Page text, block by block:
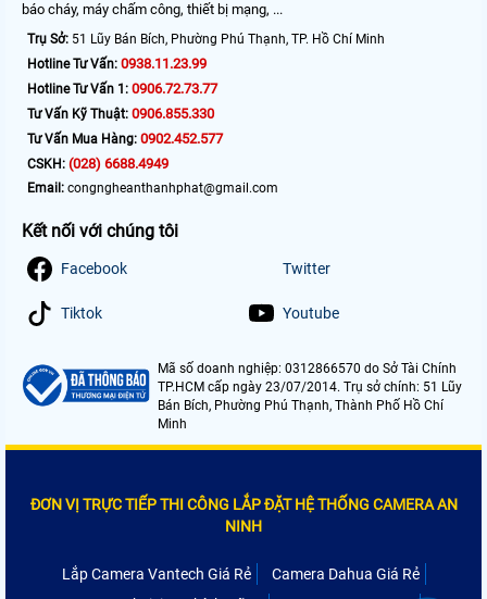
báo cháy, máy chấm công, thiết bị mạng, ...
Trụ Sở: 51 Lũy Bán Bích, Phường Phú Thạnh, TP. Hồ Chí Minh
Hotline Tư Vấn: 0938.11.23.99
Hotline Tư Vấn 1: 0906.72.73.77
Tư Vấn Kỹ Thuật: 0906.855.330
Tư Vấn Mua Hàng: 0902.452.577
CSKH: (028) 6688.4949
Email: congngheanthanhphat@gmail.com
Kết nối với chúng tôi
Facebook Twitter
Tiktok Youtube
Mã số doanh nghiệp: 0312866570 do Sở Tài Chính
TP.HCM cấp ngày 23/07/2014. Trụ sở chính: 51 Lũy
Bán Bích, Phường Phú Thạnh, Thành Phố Hồ Chí
Minh
ĐƠN VỊ TRỰC TIẾP THI CÔNG LẮP ĐẶT HỆ THỐNG CAMERA AN
NINH
Lắp Camera Vantech Giá Rẻ
Camera Dahua Giá Rẻ